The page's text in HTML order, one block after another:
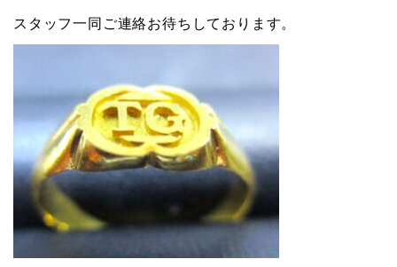
スタッフ一同ご連絡お待ちしております。